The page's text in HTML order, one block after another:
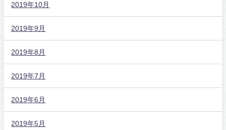
2019年10月
2019年9月
2019年8月
2019年7月
2019年6月
2019年5月